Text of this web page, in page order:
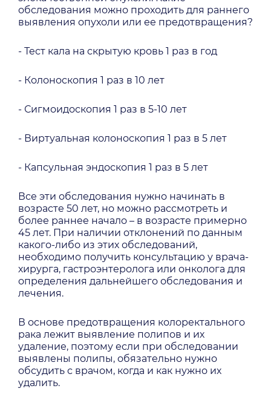
обследования можно проходить для раннего
выявления опухоли или ее предотвращения?
- Тест кала на скрытую кровь 1 раз в год
- Колоноскопия 1 раз в 10 лет
- Сигмоидоскопия 1 раз в 5-10 лет
- Виртуальная колоноскопия 1 раз в 5 лет
- Капсульная эндоскопия 1 раз в 5 лет
Все эти обследования нужно начинать в
возрасте 50 лет, но можно рассмотреть и
более раннее начало – в возрасте примерно
45 лет. При наличии отклонений по данным
какого-либо из этих обследований,
необходимо получить консультацию у врача-
хирурга, гастроэнтеролога или онколога для
определения дальнейшего обследования и
лечения.
В основе предотвращения колоректального
рака лежит выявление полипов и их
удаление, поэтому если при обследовании
выявлены полипы, обязательно нужно
обсудить с врачом, когда и как нужно их
удалить.